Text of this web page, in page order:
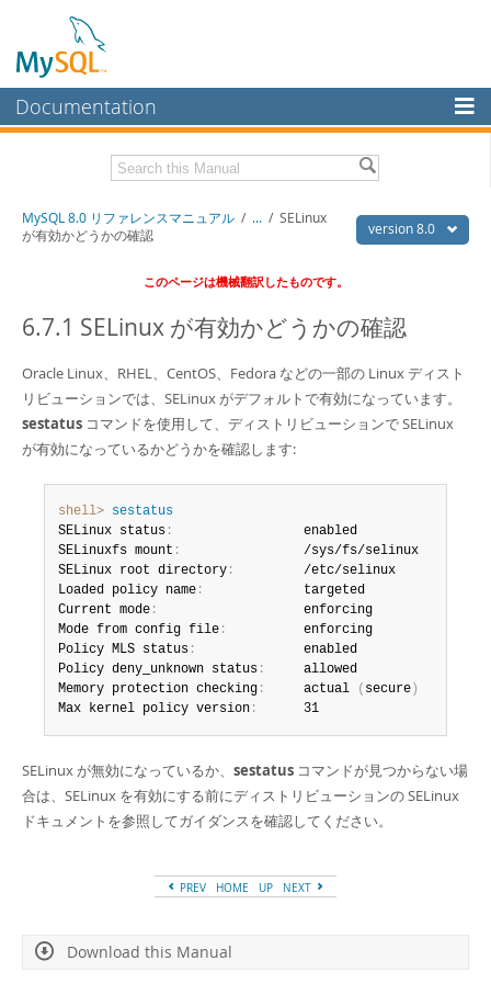
Documentation
MySQL Enterprise
Workbench
Connectors
More
MySQL.com
Downloads
Download this Manual version 8.0
MySQL 8.0 リファレンスマニュアル / ... / SELinux
が有効かどうかの確認
このページは機械翻訳したものです。
6.7.1 SELinux が有効かどうかの確認
Oracle Linux、RHEL、CentOS、Fedora などの一部の Linux ディスト
リビューションでは、SELinux がデフォルトで有効になっています。
sestatus コマンドを使用して、ディストリビューションで SELinux
が有効になっているかどうかを確認します:
shell> sestatus
SELinux status :
                 enabled
SELinuxfs mount :
                /sys/fs/selinux
SELinux root directory :
         /etc/selinux
Loaded policy name :
             targeted
Current mode :
                   enforcing
Mode from config file :
          enforcing
Policy MLS status :
              enabled
Policy deny_unknown status :
     allowed
Memory protection checking :
     actual
( secure )
Max kernel policy version :
      31
SELinux が無効になっているか、 sestatus コマンドが見つからない場
合は、SELinux を有効にする前にディストリビューションの SELinux
ドキュメントを参照してガイダンスを確認してください。
PREV HOME UP NEXT
Download this Manual